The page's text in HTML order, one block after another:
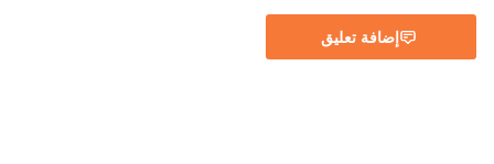
إضافة تعليق